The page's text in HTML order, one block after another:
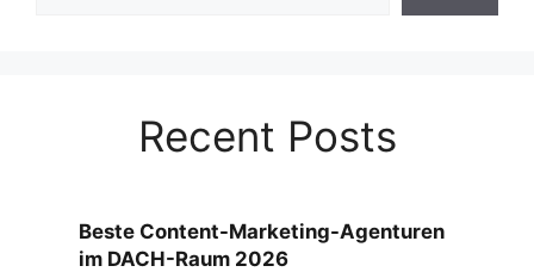
Recent Posts
Beste Content-Marketing-Agenturen
im DACH-Raum 2026